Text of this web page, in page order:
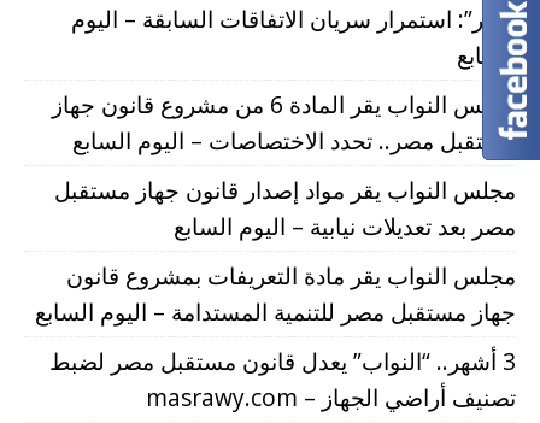
مصر”: استمرار سريان الاتفاقات السابقة – اليوم
السابع
مجلس النواب يقر المادة 6 من مشروع قانون جهاز
مستقبل مصر.. تحدد الاختصاصات – اليوم السابع
مجلس النواب يقر مواد إصدار قانون جهاز مستقبل
مصر بعد تعديلات نيابية – اليوم السابع
مجلس النواب يقر مادة التعريفات بمشروع قانون
جهاز مستقبل مصر للتنمية المستدامة – اليوم السابع
3 أشهر.. “النواب” يعدل قانون مستقبل مصر لضبط
تصنيف أراضي الجهاز – masrawy.com